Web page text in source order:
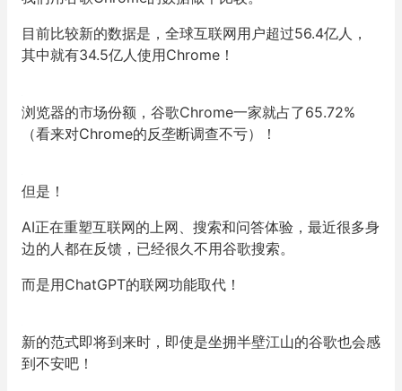
目前比较新的数据是，全球互联网用户超过56.4亿人，
其中就有34.5亿人使用Chrome！
浏览器的市场份额，谷歌Chrome一家就占了65.72%
（看来对Chrome的反垄断调查不亏）！
但是！
AI正在重塑互联网的上网、搜索和问答体验，最近很多身
边的人都在反馈，已经很久不用谷歌搜索。
而是用ChatGPT的联网功能取代！
新的范式即将到来时，即使是坐拥半壁江山的谷歌也会感
到不安吧！